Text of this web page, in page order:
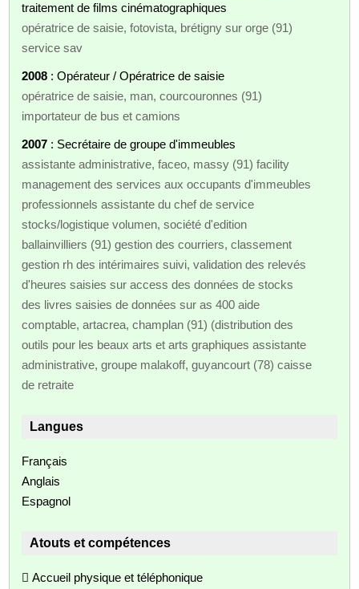
traitement de films cinématographiques
opératrice de saisie, fotovista, brétigny sur orge (91)
service sav
2008 : Opérateur / Opératrice de saisie
opératrice de saisie, man, courcouronnes (91)
importateur de bus et camions
2007 : Secrétaire de groupe d'immeubles
assistante administrative, faceo, massy (91) facility
management des services aux occupants d'immeubles
professionnels assistante du chef de service
stocks/logistique volumen, société d'edition
ballainvilliers (91) gestion des courriers, classement
gestion rh des intérimaires suivi, validation des relevés
d'heures saisies sur access des données de stocks
des livres saisies de données sur as 400 aide
comptable, artacrea, champlan (91) (distribution des
outils pour les beaux arts et arts graphiques assistante
administrative, groupe malakoff, guyancourt (78) caisse
de retraite
Langues
Français
Anglais
Espagnol
Atouts et compétences
 Accueil physique et téléphonique